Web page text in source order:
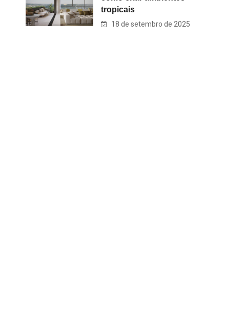
tropicais
18 de setembro de 2025